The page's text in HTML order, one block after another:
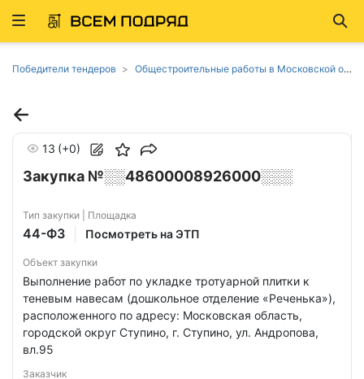
Развернуть
Победители тендеров Общестроительные работы в Московской области
Закупка №░░48600008926000░░░
13 (+0)
Тип закупки | Площадка
44-ФЗ Посмотреть на ЭТП
Объект закупки
Выполнение работ по укладке тротуарной плитки к
теневым навесам (дошкольное отделение «Реченька»),
расположенного пo адресу: Московская область,
городской округ Ступино, г. Ступино, ул. Андропова,
вл.95
Заказчик